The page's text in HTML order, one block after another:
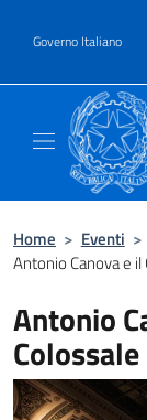
Governo Italiano
Home > Eventi >
Antonio Canova e il
Antonio
Colossale